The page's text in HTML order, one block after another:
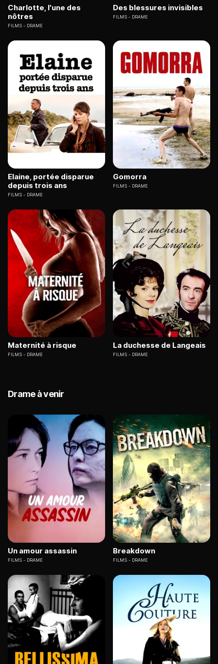
Charlotte, l'une des
nôtres
FILMS DRAME
Des blessures invisibles
FILMS DRAME
Elaine, portée disparue
depuis trois ans
FILMS DRAME
Gomorra
FILMS DRAME
Maternité à risque
FILMS DRAME
La duchesse de Langeais
FILMS DRAME
Drame à venir
Un amour assassin
FILMS DRAME
Breakdown
FILMS DRAME